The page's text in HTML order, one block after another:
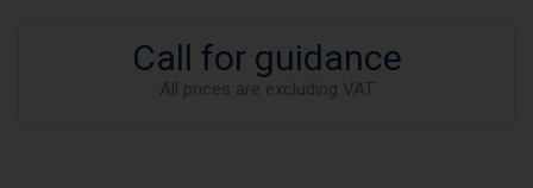
Call for guidance
All prices are excluding VAT